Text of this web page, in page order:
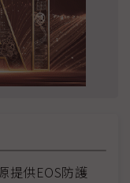
提供EOS防護